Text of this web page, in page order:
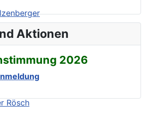
Aktionen
2026